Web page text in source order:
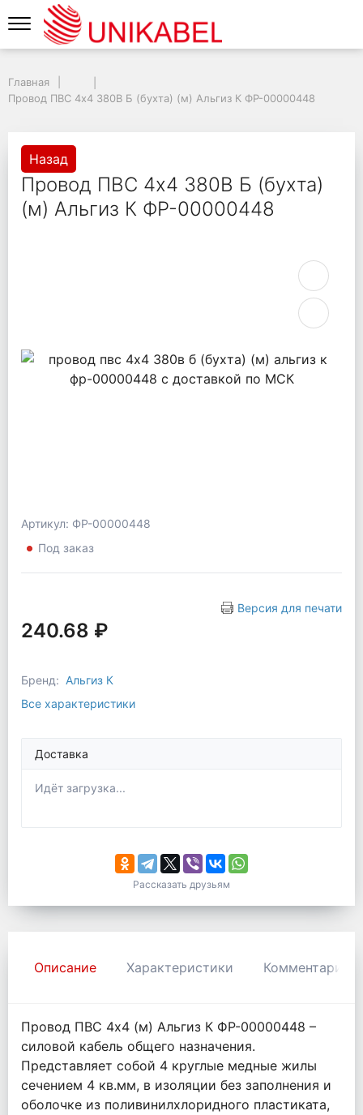
Главная
Провод ПВС 4х4 380В Б (бухта) (м) Альгиз К ФР-00000448
Назад
Провод ПВС 4х4 380В Б (бухта)
(м) Альгиз К ФР-00000448
Артикул: ФР-00000448
Под заказ
Версия для печати
240.68 ₽
Бренд: Альгиз К
Все характеристики
Доставка
Идёт загрузка...
Рассказать друзьям
Описание Характеристики Комментарии
Провод ПВС 4х4 (м) Альгиз К ФР-00000448 –
силовой кабель общего назначения.
Представляет собой 4 круглые медные жилы
сечением 4 кв.мм, в изоляции без заполнения и
оболочке из поливинилхлоридного пластиката,